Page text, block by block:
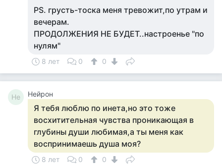
PS. грусть-тоска меня тревожит,по утрам и
вечерам.
ПРОДОЛЖЕНИЯ НЕ БУДЕТ..настроенье "по
нулям"
8 лет 0 0
Не Нейрон
Я тебя люблю по инета,но это тоже
восхитительная чувства проникающая в
глубины души любимая,а ты меня как
воспринимаешь душа моя?
8 лет 0 0